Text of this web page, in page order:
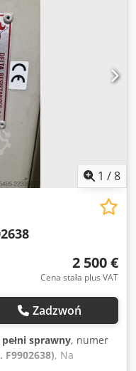
- Prąd: 433 A -
ciągły (PERM) Idealnie
w tym
(banki
cykli
CE. Dodpezl
są bezpiecznie
na jednej palecie, co
jednostki: 240 cm
cm (wysokość). Na
na całym świecie.
umówieniu.
1 /8
2 500 €
Cena stała plus VAT
Zadzwoń
sprawny, numer
F9902638), Na